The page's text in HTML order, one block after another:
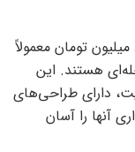
دستگاه‌های سافت واتر در بازه قیمتی ۶ تا ۸ میلیون تومان معمولاً
هستند. این
دارای طراحی‌های
آنها را آسان